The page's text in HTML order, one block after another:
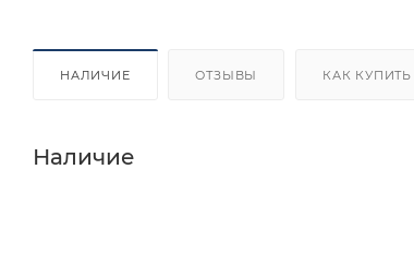
НАЛИЧИЕ ОТЗЫВЫ КАК КУПИТЬ
Наличие